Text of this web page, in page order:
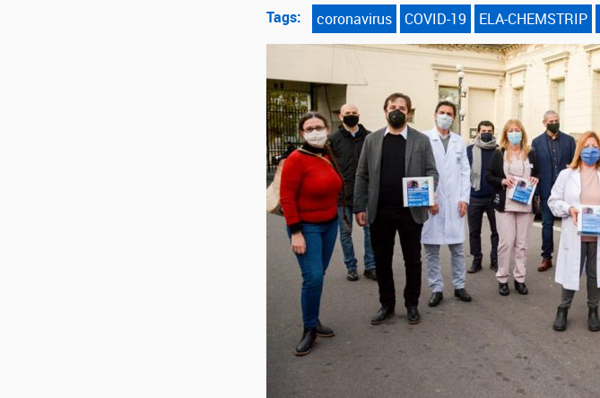
Tags: coronavirus COVID-19 ELA-CHEMSTRIP